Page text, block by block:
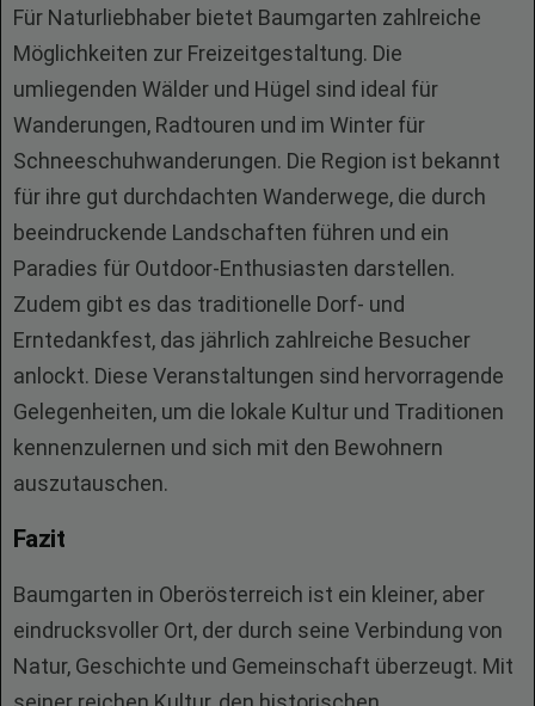
Für Naturliebhaber bietet Baumgarten zahlreiche
Möglichkeiten zur Freizeitgestaltung. Die
umliegenden Wälder und Hügel sind ideal für
Wanderungen, Radtouren und im Winter für
Schneeschuhwanderungen. Die Region ist bekannt
für ihre gut durchdachten Wanderwege, die durch
beeindruckende Landschaften führen und ein
Paradies für Outdoor-Enthusiasten darstellen.
Zudem gibt es das traditionelle Dorf- und
Erntedankfest, das jährlich zahlreiche Besucher
anlockt. Diese Veranstaltungen sind hervorragende
Gelegenheiten, um die lokale Kultur und Traditionen
kennenzulernen und sich mit den Bewohnern
auszutauschen.
Fazit
Baumgarten in Oberösterreich ist ein kleiner, aber
eindrucksvoller Ort, der durch seine Verbindung von
Natur, Geschichte und Gemeinschaft überzeugt. Mit